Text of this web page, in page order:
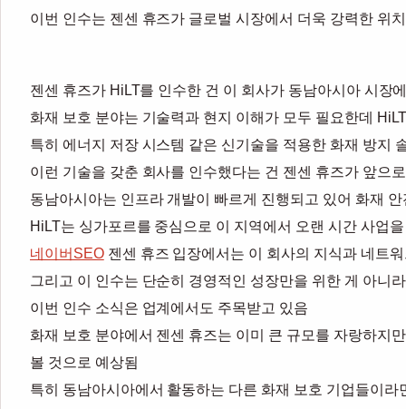
이번 인수는 젠센 휴즈가 글로벌 시장에서 더욱 강력한 위
젠센 휴즈가 HiLT를 인수한 건 이 회사가 동남아시아 시장
화재 보호 분야는 기술력과 현지 이해가 모두 필요한데
특히 에너지 저장 시스템 같은 신기술을 적용한 화재 방지
이런 기술을 갖춘 회사를 인수했다는 건 젠센 휴즈가 앞으
동남아시아는 인프라 개발이 빠르게 진행되고 있어 화재
HiLT는 싱가포르를 중심으로 이 지역에서 오랜 시간 사업
네이버SEO젠센 휴즈 입장에서는 이 회사의 지식과 네트
그리고 이 인수는 단순히 경영적인 성장만을 위한 게 아니
이번 인수 소식은 업계에서도 주목받고 있음
화재 보호 분야에서 젠센 휴즈는 이미 큰 규모를 자랑하지
볼 것으로 예상됨
특히 동남아시아에서 활동하는 다른 화재 보호 기업들이